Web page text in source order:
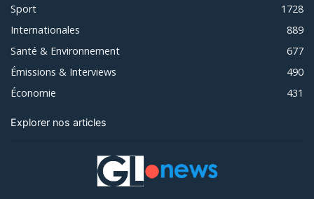
Sport
1728
Internationales
889
Santé & Environnement
677
Émissions & Interviews
490
Économie
431
Explorer nos articles